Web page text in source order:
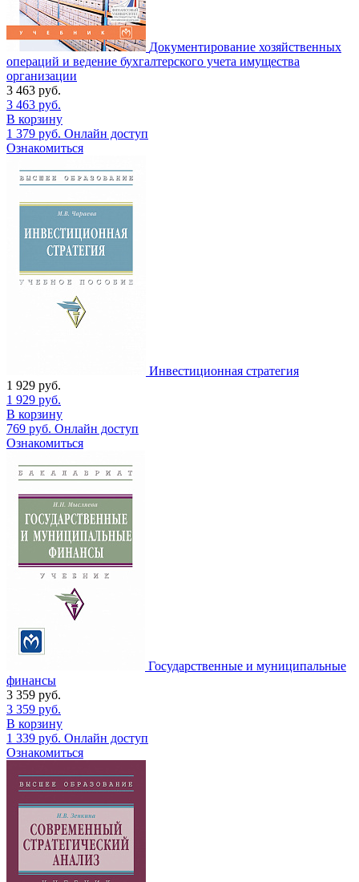
Документирование хозяйственных
операций и ведение бухгалтерского учета имущества
организации
3 463 руб.
3 463 руб.
В корзину
1 379 руб. Онлайн доступ
Ознакомиться
Инвестиционная стратегия
1 929 руб.
1 929 руб.
В корзину
769 руб. Онлайн доступ
Ознакомиться
Государственные и муниципальные
финансы
3 359 руб.
3 359 руб.
В корзину
1 339 руб. Онлайн доступ
Ознакомиться